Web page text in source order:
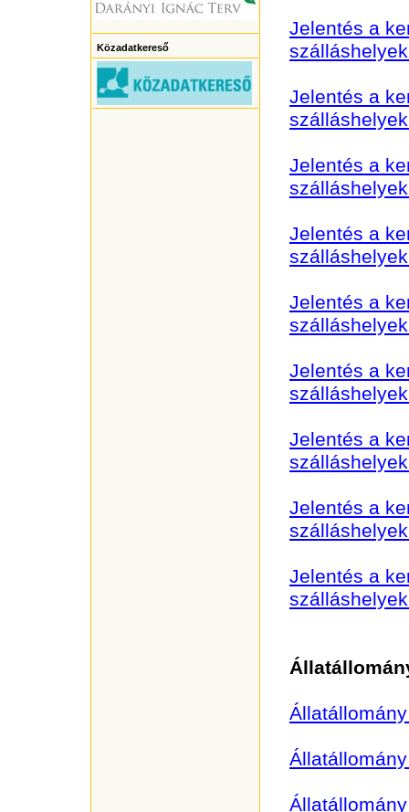
Közadatkereső
Jelentés a
Jelentés a
Jelentés a
Jelentés a
Jelentés a
Jelentés a
Jelentés a
Jelentés a
Jelentés a